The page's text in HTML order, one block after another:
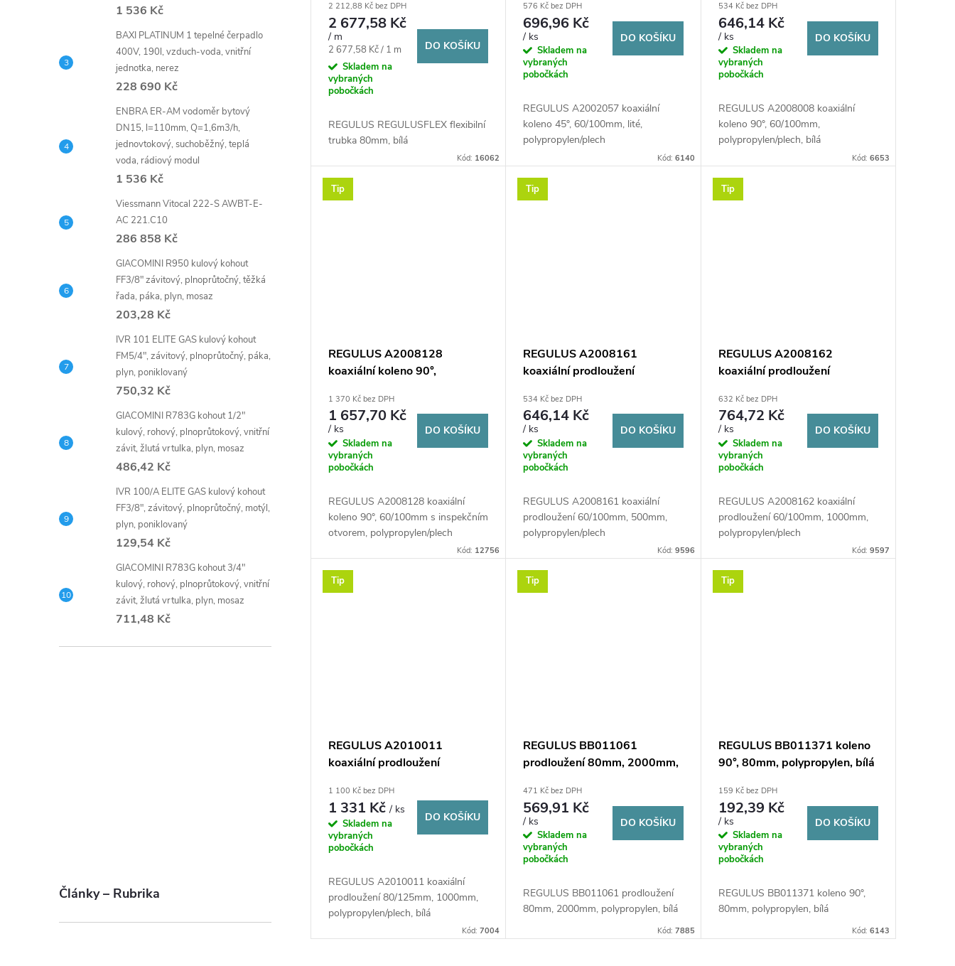
1 536 Kč
BAXI PLATINUM 1 tepelné čerpadlo
400V, 190l, vzduch-voda, vnitřní
jednotka, nerez
228 690 Kč
ENBRA ER-AM vodoměr bytový
DN15, l=110mm, Q=1,6m3/h,
jednovtokový, suchoběžný, teplá
voda, rádiový modul
1 536 Kč
Viessmann Vitocal 222-S AWBT-E-
AC 221.C10
286 858 Kč
GIACOMINI R950 kulový kohout
FF3/8" závitový, plnoprůtočný, těžká
řada, páka, plyn, mosaz
203,28 Kč
IVR 101 ELITE GAS kulový kohout
FM5/4", závitový, plnoprůtočný, páka,
plyn, poniklovaný
750,32 Kč
GIACOMINI R783G kohout 1/2"
kulový, rohový, plnoprůtokový, vnitřní
závit, žlutá vrtulka, plyn, mosaz
486,42 Kč
IVR 100/A ELITE GAS kulový kohout
FF3/8", závitový, plnoprůtočný, motýl,
plyn, poniklovaný
129,54 Kč
GIACOMINI R783G kohout 3/4"
kulový, rohový, plnoprůtokový, vnitřní
závit, žlutá vrtulka, plyn, mosaz
711,48 Kč
Články – Rubrika
ů
2 212,88 Kč bez DPH
2 677,58 Kč
/ m
Měrná
cena:
2 677,58 Kč / 1 m
Skladem na
vybraných
pobočkách
DO KOŠÍKU
REGULUS REGULUSFLEX flexibilní
trubka 80mm, bílá
Kód: 16062
polypropylen/plech
576 Kč bez DPH
696,96 Kč
/ ks
Skladem na
vybraných
pobočkách
DO KOŠÍKU
REGULUS A2002057 koaxiální
koleno 45°, 60/100mm, lité,
polypropylen/plech
Kód: 6140
polypropylen/plech, bílá
534 Kč bez DPH
646,14 Kč
/ ks
Skladem na
vybraných
pobočkách
DO KOŠÍKU
REGULUS A2008008 koaxiální
koleno 90°, 60/100mm,
polypropylen/plech, bílá
Kód: 6653
Tip
REGULUS A2008128
koaxiální koleno 90°,
otvorem, polypropylen/plech
1 370 Kč bez DPH
1 657,70 Kč
/ ks
Skladem na
vybraných
pobočkách
DO KOŠÍKU
REGULUS A2008128 koaxiální
koleno 90°, 60/100mm s inspekčním
otvorem, polypropylen/plech
Kód: 12756
Tip
REGULUS A2008161
koaxiální prodloužení
polypropylen/plech
534 Kč bez DPH
646,14 Kč
/ ks
Skladem na
vybraných
pobočkách
DO KOŠÍKU
REGULUS A2008161 koaxiální
prodloužení 60/100mm, 500mm,
polypropylen/plech
Kód: 9596
Tip
REGULUS A2008162
koaxiální prodloužení
polypropylen/plech
632 Kč bez DPH
764,72 Kč
/ ks
Skladem na
vybraných
pobočkách
DO KOŠÍKU
REGULUS A2008162 koaxiální
prodloužení 60/100mm, 1000mm,
polypropylen/plech
Kód: 9597
Tip
REGULUS A2010011
koaxiální prodloužení
polypropylen/plech, bílá
1 100 Kč bez DPH
1 331 Kč/ ks
Skladem na
vybraných
pobočkách
DO KOŠÍKU
REGULUS A2010011 koaxiální
prodloužení 80/125mm, 1000mm,
polypropylen/plech, bílá
Kód:7004
Tip
REGULUS BB011061
prodloužení 80mm, 2000mm,
471 Kč bez DPH
569,91 Kč
/ ks
Skladem na
vybraných
pobočkách
DO KOŠÍKU
REGULUS BB011061 prodloužení
80mm, 2000mm, polypropylen, bílá
Kód: 7885
Tip
REGULUS BB011371 koleno
90°, 80mm, polypropylen, bílá
159 Kč bez DPH
192,39 Kč
/ ks
Skladem na
vybraných
pobočkách
DO KOŠÍKU
REGULUS BB011371 koleno 90°,
80mm, polypropylen, bílá
Kód: 6143